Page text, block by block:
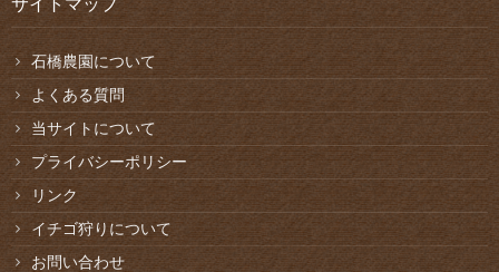
サイトマップ
石橋農園について
よくある質問
当サイトについて
プライバシーポリシー
リンク
イチゴ狩りについて
お問い合わせ